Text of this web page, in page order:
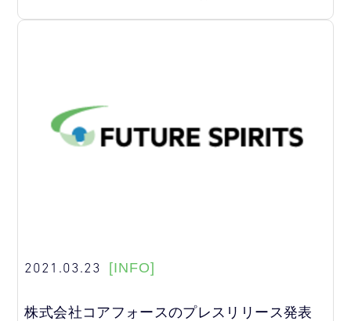
2021.03.23 [INFO]
株式会社コアフォースのプレスリリース発表